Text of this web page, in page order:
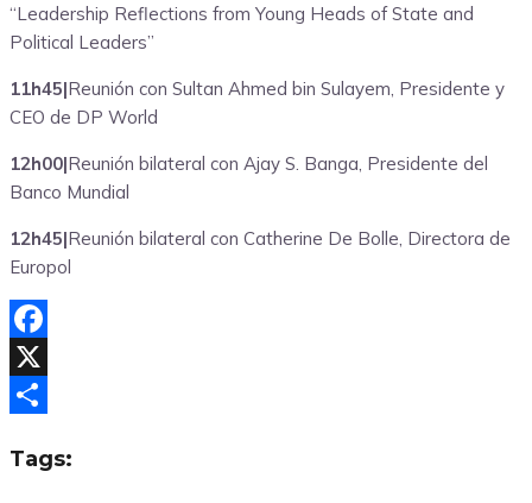
“Leadership Reflections from Young Heads of State and
Political Leaders”
11h45|Reunión con Sultan Ahmed bin Sulayem, Presidente y
CEO de DP World
12h00|Reunión bilateral con Ajay S. Banga, Presidente del
Banco Mundial
12h45|Reunión bilateral con Catherine De Bolle, Directora de
Europol
Facebook
X
Tags: